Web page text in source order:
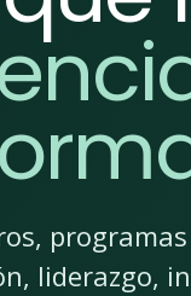
liderazgo,